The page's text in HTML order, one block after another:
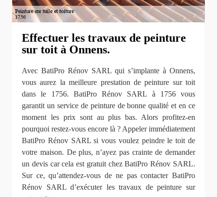
Effectuer les travaux de peinture
sur toit à Onnens.
Avec BatiPro Rénov SARL qui s’implante à Onnens,
vous aurez la meilleure prestation de peinture sur toit
dans le 1756. BatiPro Rénov SARL à 1756 vous
garantit un service de peinture de bonne qualité et en ce
moment les prix sont au plus bas. Alors profitez-en
pourquoi restez-vous encore là ? Appeler immédiatement
BatiPro Rénov SARL si vous voulez peindre le toit de
votre maison. De plus, n’ayez pas crainte de demander
un devis car cela est gratuit chez BatiPro Rénov SARL.
Sur ce, qu’attendez-vous de ne pas contacter BatiPro
Rénov SARL d’exécuter les travaux de peinture sur